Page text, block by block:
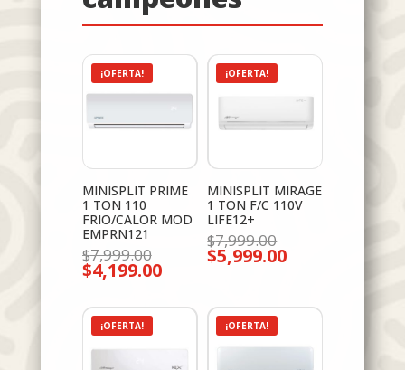
¡OFERTA!
MINISPLIT PRIME
1 TON 110
FRIO/CALOR MOD
EMPRN121
$7,999.00El
precio
original
$7,999.00.
$4,199.00El
es:
$4,199.00.
¡OFERTA!
MINISPLIT MIRAGE
1 TON F/C 110V
LIFE12+
$7,999.00El
precio
original
$5,999.00El
$5,999.00.
¡OFERTA! ¡OFERTA!